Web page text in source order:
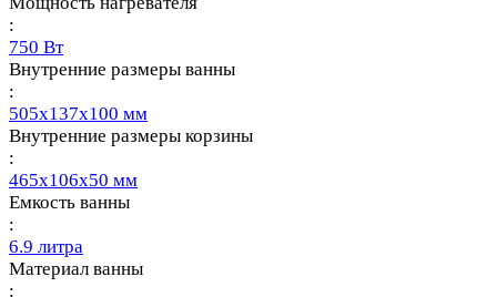
:
750 Вт
Внутренние размеры ванны
:
505x137x100 мм
Внутренние размеры корзины
:
465x106x50 мм
Емкость ванны
:
6.9 литра
Материал ванны
: